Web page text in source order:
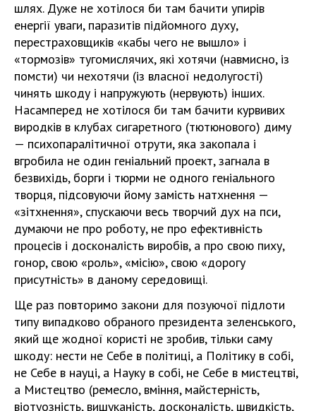
шлях. Дуже не хотілося би там бачити упирів
енергії уваги, паразитів підйомного духу,
перестраховщиків «кабы чего не вышло» і
«тормозів» тугомислячих, які хотячи (навмисно, із
помсти) чи нехотячи (із власної недолугості)
чинять шкоду і напружують (нервують) інших.
Насамперед не хотілося би там бачити курвивих
виродків в клубах сигаретного (тютюнового) диму
— психопаралітичної отрути, яка закопала і
вгробила не один геніальний проект, загнала в
безвихідь, борги і тюрми не одного геніального
творця, підсовуючи йому замість натхнення —
«зітхнення», спускаючи весь творчий дух на пси,
думаючи не про роботу, не про ефективність
процесів і досконалість виробів, а про свою пиху,
гонор, свою «роль», «місію», свою «дорогу
присутність» в даному середовищі.
Ще раз повторимо закони для позуючої підлоти
типу випадково обраного президента зеленського,
який ще жодної користі не зробив, тільки саму
шкоду: нести не Себе в політиці, а Політику в собі,
не Себе в науці, а Науку в собі, не Себе в мистецтві,
а Мистецтво (ремесло, вміння, майстерність,
віотуозність, вишуканість, досконалість, швидкість,